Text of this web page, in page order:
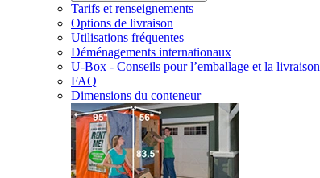
Tarifs et renseignements
Options de livraison
Utilisations fréquentes
Déménagements internationaux
U-Box - Conseils pour l’emballage et la livraison
FAQ
Dimensions du conteneur